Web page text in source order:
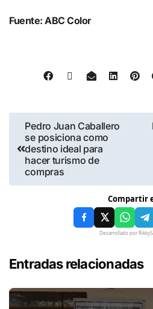
Fuente: ABC Color
Pedro Juan Caballero
se posiciona como
destino ideal para
hacer turismo de
compras
Compartir
Desarrollado por
Entradas relacionadas